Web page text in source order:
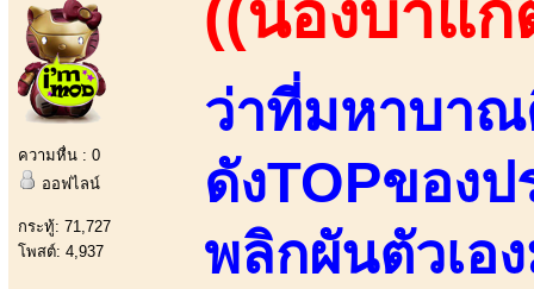
ความหื่น : 0
ออฟไลน์
กระทู้: 71,727
โพสต์: 4,937
((น้องบาแก๊
ว่าที่มหาบา
ดังTOPของ
พลิกผันตัวเอ